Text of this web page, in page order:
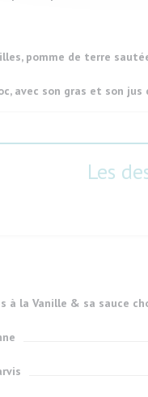
pomme de terre
avec son gras et son
Les
à la Vanille & sa sauce